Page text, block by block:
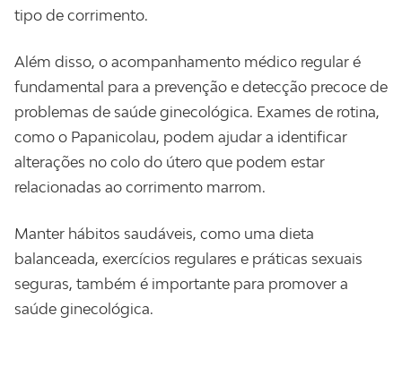
tipo de corrimento.
Além disso, o acompanhamento médico regular é
fundamental para a prevenção e detecção precoce de
problemas de saúde ginecológica. Exames de rotina,
como o Papanicolau, podem ajudar a identificar
alterações no colo do útero que podem estar
relacionadas ao corrimento marrom.
Manter hábitos saudáveis, como uma dieta
balanceada, exercícios regulares e práticas sexuais
seguras, também é importante para promover a
saúde ginecológica.